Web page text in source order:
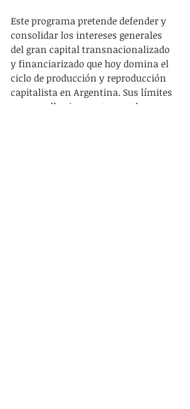
Este programa pretende defender y
consolidar los intereses generales
del gran capital transnacionalizado
y financiarizado que hoy domina el
ciclo de producción y reproducción
capitalista en Argentina. Sus límites
son aquellos impuestos por las